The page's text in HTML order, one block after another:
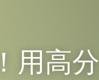
用高分